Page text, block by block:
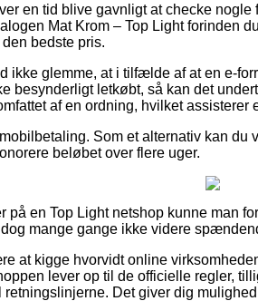
en tid blive gavnligt at checke
Mat Krom – Top Light forinden
bedste pris.
ikke glemme, at i tilfælde af at en e-
besynderligt letkøbt, så kan det
af en ordning, hvilket
Som et alternativ kan
beløbet over flere uger.
på en Top Light netshop kunne man
mange gange ikke videre
at kigge hvorvidt online
lever op til de officielle regler,
retningslinjerne. Det giver dig